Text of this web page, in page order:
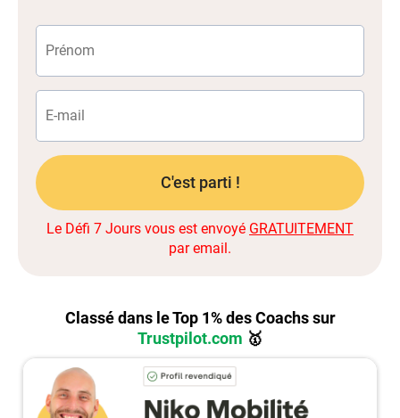
C'est parti !
Le Défi 7 Jours vous est envoyé GRATUITEMENT
par email.
Classé dans le Top 1% des Coachs sur
Trustpilot.com 🥇